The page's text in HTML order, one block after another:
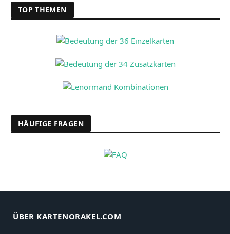
TOP THEMEN
HÄUFIGE FRAGEN
ÜBER KARTENORAKEL.COM